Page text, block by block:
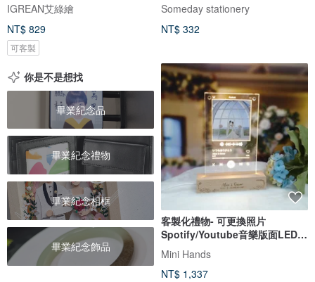
IGREAN艾綠繪
NT$ 829
可客製
Someday stationery
NT$ 332
你是不是想找
畢業紀念品
畢業紀念禮物
畢業紀念相框
畢業紀念飾品
客製化禮物- 可更換照片
Spotify/Youtube音樂版面LED
發光相架
Mini Hands
NT$ 1,337